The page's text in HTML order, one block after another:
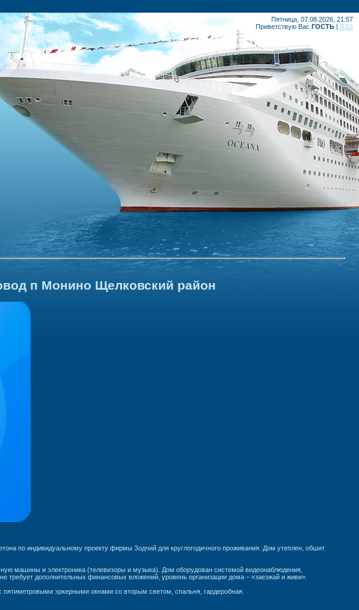
Пятница, 07.08.2026, 21:57
Приветствую Вас ГОСТЬ | RSS
п Монино Щелковский район
по индивидуальному проекту фирмы Зодчий для круглогодичного проживания. Дом утеплен, обшит
машины и электроника (телевизоры и музыка). Дом оборудован системой видеонаблюдения,
требует дополнительных финансовых вложений, уровень организации дома – «заезжай и живи».
эркерными окнами со вторым светом, спальня, гардеробная.